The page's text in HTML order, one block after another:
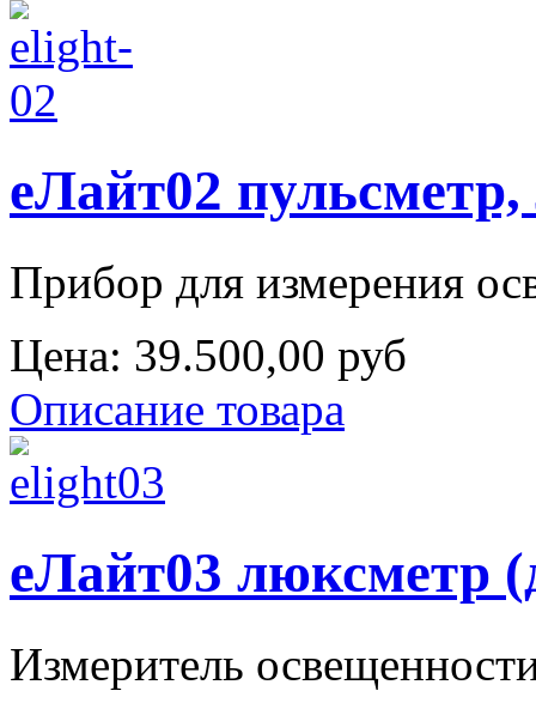
еЛайт02
Прибор для измерения
Цена: 39.500,00 руб
Описание товара
еЛайт03 люксметр
Измеритель